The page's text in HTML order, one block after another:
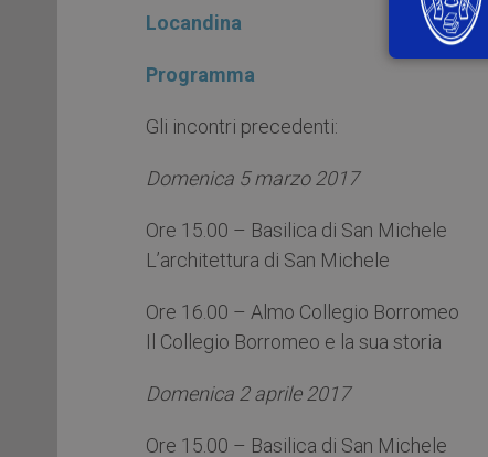
Locandina
Programma
Gli incontri precedenti:
Domenica 5 marzo 2017
Ore 15.00 – Basilica di San Michele
L’architettura di San Michele
Ore 16.00 – Almo Collegio Borromeo
Il Collegio Borromeo e la sua storia
Domenica 2 aprile 2017
Ore 15.00 – Basilica di San Michele